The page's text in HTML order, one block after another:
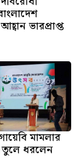
ভারপ্রাপ্ত
মামলার
তুলে ধরলেন